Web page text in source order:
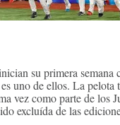
su primera semana
uno de ellos. La
vez como parte de los
excluída de las